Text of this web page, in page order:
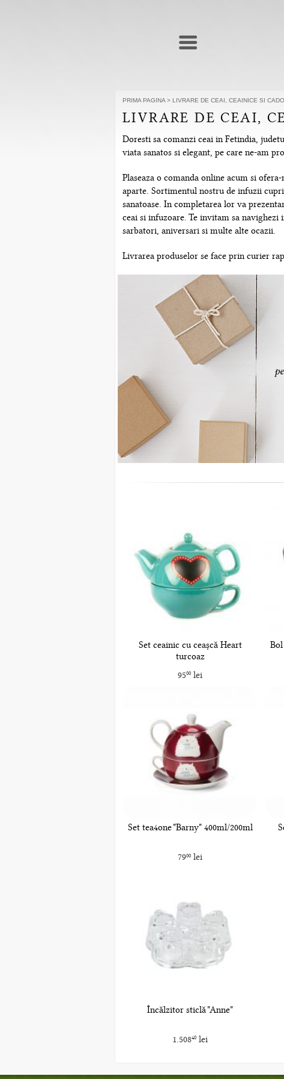
PRIMA PAGINA > LIVRARE DE CEAI, CEAINICE SI
LIVRARE DE CEAI,
Doresti sa comanzi ceai in Fetindia,
viata sanatos si elegant, pe care ne-am
Plaseaza o comanda online acum si
aparte. Sortimentul nostru de infuzii
sanatoase. In completarea lor va
ceai si infuzoare. Te invitam sa
sarbatori, aniversari si multe alte ocazii.
Livrarea produselor se face prin curier
Set ceainic cu ceașcă Heart
turcoaz
9500lei
Set tea4one "Barny" 400ml/200ml
7900lei
Încălzitor sticlă "Anne"
1.50840lei